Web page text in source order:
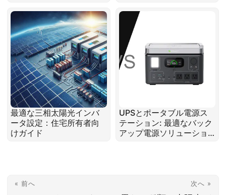
最適な三相太陽光インバ
ータ設定：住宅所有者向
けガイド
UPSとポータブル電源ス
テーション: 最適なバック
アップ電源ソリューショ
« 前へ 次へ »